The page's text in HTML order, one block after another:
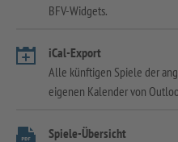
BFV-Widgets.
iCal-Export
Alle künftigen Spiele der
eigenen Kalender von
Spiele-Übersicht